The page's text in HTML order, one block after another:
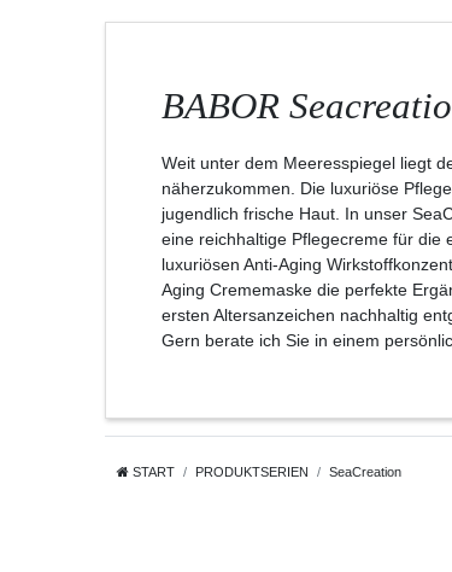
BABOR
Weit unter dem Meeresspiegel liegt
näherzukommen. Die luxuriöse
jugendlich frische Haut. In unser
eine reichhaltige Pflegecreme für die
luxuriösen Anti-Aging
Aging Crememaske die perfekte
ersten Altersanzeichen nachhaltig
Gern berate ich Sie in einem
START PRODUKTSERIEN SeaCreation